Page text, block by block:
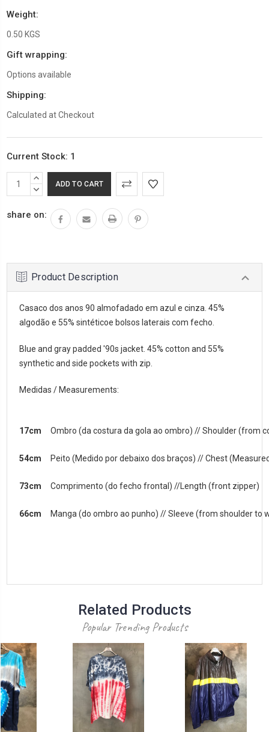
Weight:
0.50 KGS
Gift wrapping:
Options available
Shipping:
Calculated at Checkout
Current Stock: 1
INCREASE
QUANTITY:
DECREASE
share on:
Product Description
Casaco dos anos 90 almofadado em azul e cinza. 45%
algodão e 55% sintéticoe bolsos laterais com fecho.
Blue and gray padded '90s jacket. 45% cotton and 55%
synthetic and side pockets with zip.
Medidas / Measurements:
17cm Ombro (da costura da gola ao ombro) // Shoulder (from
54cm Peito (Medido por debaixo dos braços) // Chest
73cm Comprimento (do fecho frontal) //Length (front zipper)
66cm Manga (do ombro ao punho) // Sleeve (from shoulder to
Related Products
Popular Trending Products